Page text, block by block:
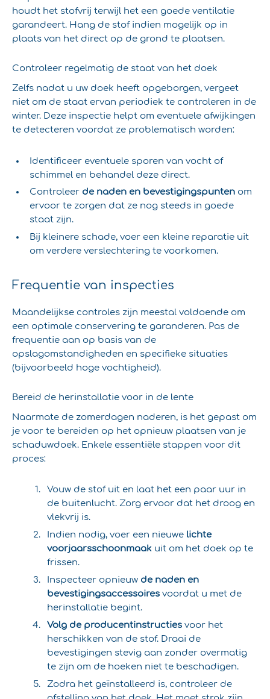
houdt het stofvrij terwijl het een goede ventilatie
garandeert. Hang de stof indien mogelijk op in
plaats van het direct op de grond te plaatsen.
Controleer regelmatig de staat van het doek
Zelfs nadat u uw doek heeft opgeborgen, vergeet
niet om de staat ervan periodiek te controleren in de
winter. Deze inspectie helpt om eventuele afwijkingen
te detecteren voordat ze problematisch worden:
Identificeer eventuele sporen van vocht of
schimmel en behandel deze direct.
Controleer de naden en bevestigingspunten om
ervoor te zorgen dat ze nog steeds in goede
staat zijn.
Bij kleinere schade, voer een kleine reparatie uit
om verdere verslechtering te voorkomen.
Frequentie van inspecties
Maandelijkse controles zijn meestal voldoende om
een optimale conservering te garanderen. Pas de
frequentie aan op basis van de
opslagomstandigheden en specifieke situaties
(bijvoorbeeld hoge vochtigheid).
Bereid de herinstallatie voor in de lente
Naarmate de zomerdagen naderen, is het gepast om
je voor te bereiden op het opnieuw plaatsen van je
schaduwdoek. Enkele essentiële stappen voor dit
proces:
Vouw de stof uit en laat het een paar uur in
de buitenlucht. Zorg ervoor dat het droog en
vlekvrij is.
Indien nodig, voer een nieuwe lichte
voorjaarsschoonmaak uit om het doek op te
frissen.
Inspecteer opnieuw de naden en
bevestigingsaccessoiresvoordat u met de
herinstallatie begint.
Volg de producentinstructiesvoor het
herschikken van de stof. Draai de
bevestigingen stevig aan zonder overmatig
te zijn om de hoeken niet te beschadigen.
Zodra het geïnstalleerd is, controleer de